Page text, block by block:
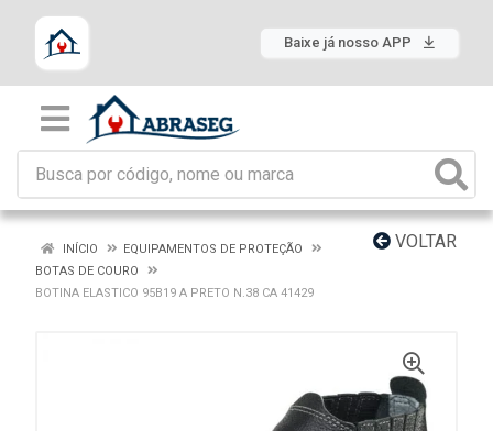
Baixe já nosso APP
VOLTAR
INÍCIO
EQUIPAMENTOS DE PROTEÇÃO
BOTAS DE COURO
BOTINA ELASTICO 95B19 A PRETO N.38 CA 41429